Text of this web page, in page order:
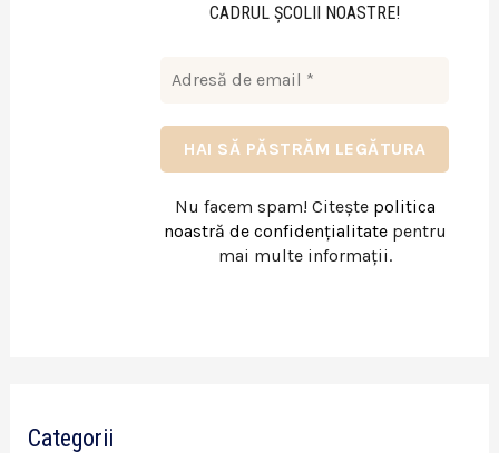
CADRUL ŞCOLII NOASTRE!
Nu facem spam! Citește politica
noastră de confidențialitatepentru
mai multe informații.
Categorii